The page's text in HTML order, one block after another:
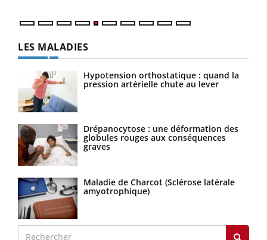
LES MALADIES
Hypotension orthostatique : quand la
pression artérielle chute au lever
Drépanocytose : une déformation des
globules rouges aux conséquences
graves
Maladie de Charcot (Sclérose latérale
amyotrophique)